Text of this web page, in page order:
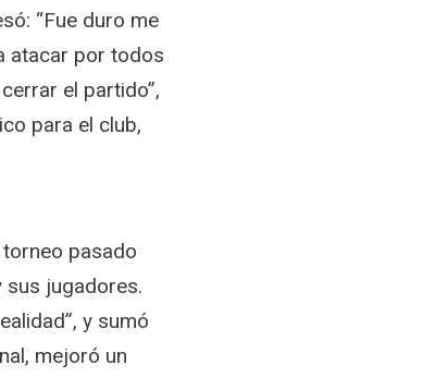
“Fue duro me
atacar por todos
el partido”,
para el club,
pasado
sus jugadores.
y sumó
mejoró un